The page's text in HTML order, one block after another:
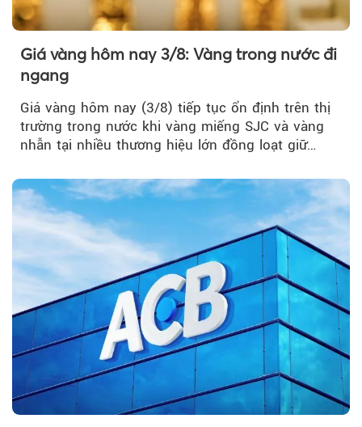
Giá vàng hôm nay 3/8: Vàng trong nước đi
ngang
Giá vàng hôm nay (3/8) tiếp tục ổn định trên thị
trường trong nước khi vàng miếng SJC và vàng
nhẫn tại nhiều thương hiệu lớn đồng loạt giữ